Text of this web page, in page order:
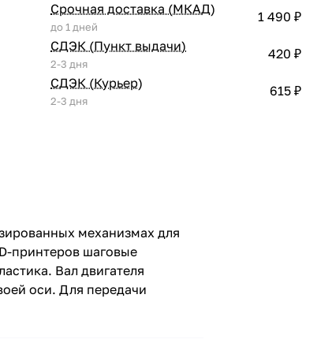
Срочная доставка (МКАД)
до 1 дней
1 490 ₽
СДЭК (Пункт выдачи)
2-3 дня
420 ₽
СДЭК (Курьер)
2-3 дня
615 ₽
механизмах для
принтеров шаговые
Вал двигателя
оси. Для передачи